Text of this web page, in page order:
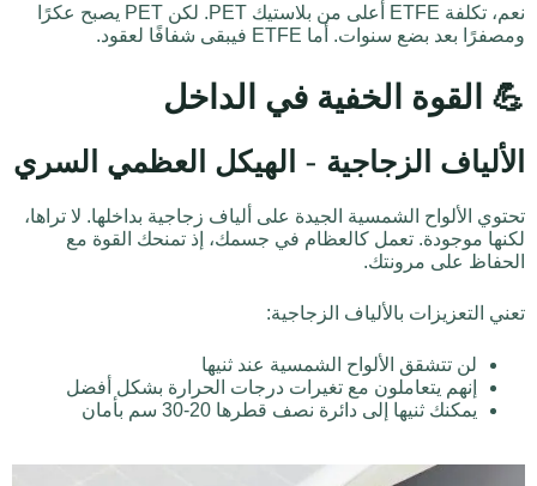
نعم، تكلفة ETFE أعلى من بلاستيك PET. لكن PET يصبح عكرًا
ومصفرًا بعد بضع سنوات. أما ETFE فيبقى شفافًا لعقود.
💪 القوة الخفية في الداخل
الألياف الزجاجية - الهيكل العظمي السري
تحتوي الألواح الشمسية الجيدة على ألياف زجاجية بداخلها. لا تراها،
لكنها موجودة. تعمل كالعظام في جسمك، إذ تمنحك القوة مع
الحفاظ على مرونتك.
تعني التعزيزات بالألياف الزجاجية:
لن تتشقق الألواح الشمسية عند ثنيها
إنهم يتعاملون مع تغيرات درجات الحرارة بشكل أفضل
يمكنك ثنيها إلى دائرة نصف قطرها 20-30 سم بأمان